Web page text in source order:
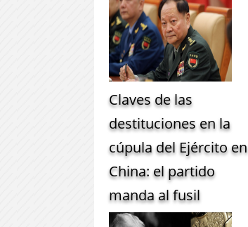
Claves de las
destituciones en la
cúpula del Ejército en
China: el partido
manda al fusil